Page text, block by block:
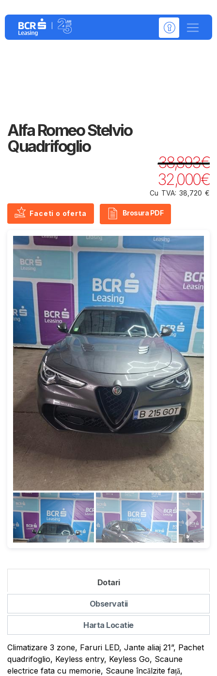
Alfa Romeo Stelvio
Quadrifoglio
38,893€
32,000€
Cu TVA: 38,720 €
Faceti o oferta Brosura PDF
Dotari
Observatii
Harta Locatie
Climatizare 3 zone, Faruri LED, Jante aliaj 21”, Pachet
quadrifoglio, Keyless entry, Keyless Go, Scaune
electrice fata cu memorie, Scaune încălzite față,